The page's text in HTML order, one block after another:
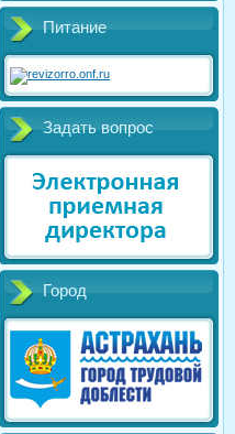
Питание
Задать вопрос
Город